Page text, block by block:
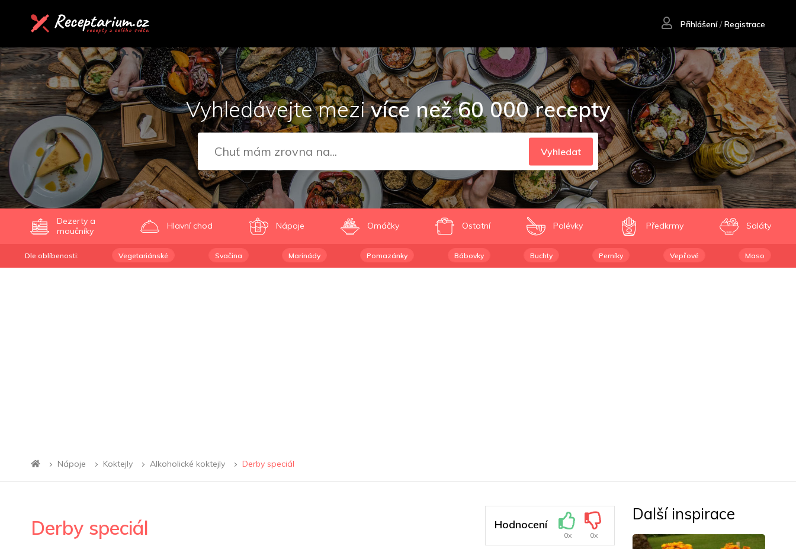
Přihlášení/Registrace
Vyhledávejte mezivíce než 60 000 recepty
Vyhledat
Dezerty a
moučníky
Hlavní chod Nápoje Omáčky Ostatní Polévky Předkrmy Saláty
Dle oblíbenosti: Vegetariánské Svačina Marinády Pomazánky Bábovky Buchty Perníky Vepřové Maso
Nápoje Koktejly Alkoholické koktejly Derby speciál
Derby speciál Hodnocení
0x 0x
Další inspirace